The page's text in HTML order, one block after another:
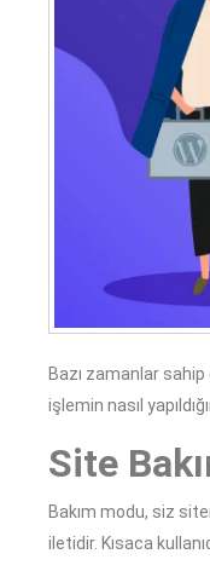
Bazı zamanlar
işlemin nasıl
Site
Bakım modu, siz
iletidir. Kısaca